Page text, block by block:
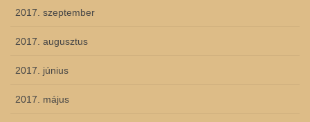
2017. szeptember
2017. augusztus
2017. június
2017. május